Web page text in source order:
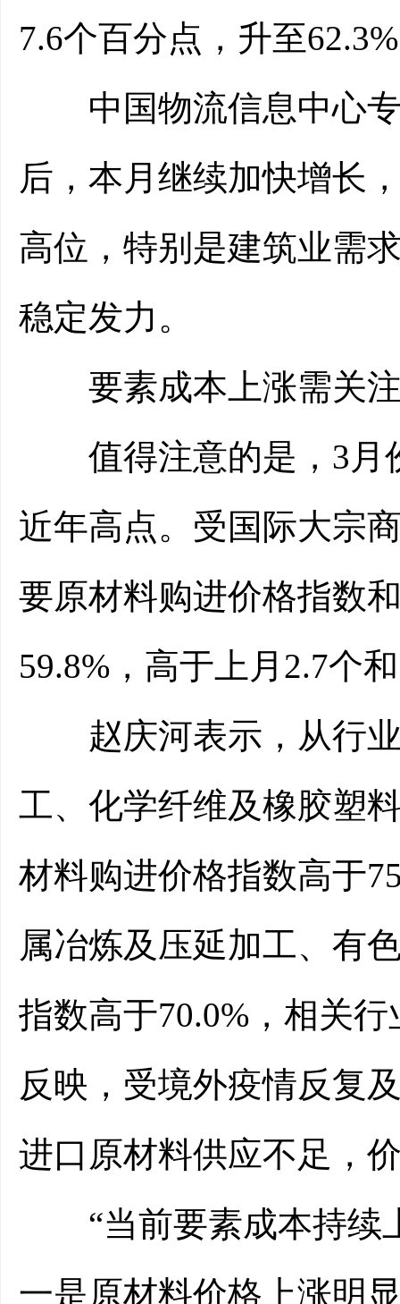
7.6个百分点，升至
中国物流信息中心专
后，本月继续加快增长
高位，特别是建筑业需
稳定发力。
要素成本上涨需关
值得注意的是，3月
近年高点。受国际大宗
要原材料购进价格指数
59.8%，高于上月2.7个
赵庆河表示，从行业
工、化学纤维及橡胶塑
材料购进价格指数高于
属冶炼及压延加工、有
指数高于70.0%，相关
反映，受境外疫情反复
进口原材料供应不足，
“当前要素成本持续
一是原材料价格上涨明